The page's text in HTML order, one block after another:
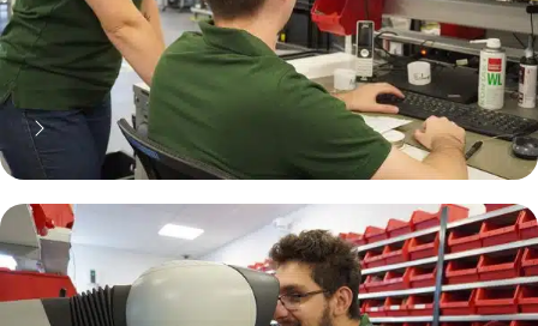
70% moins cher qu'une pièce
neuve... mais pas que !
Pourquoi réparer ?